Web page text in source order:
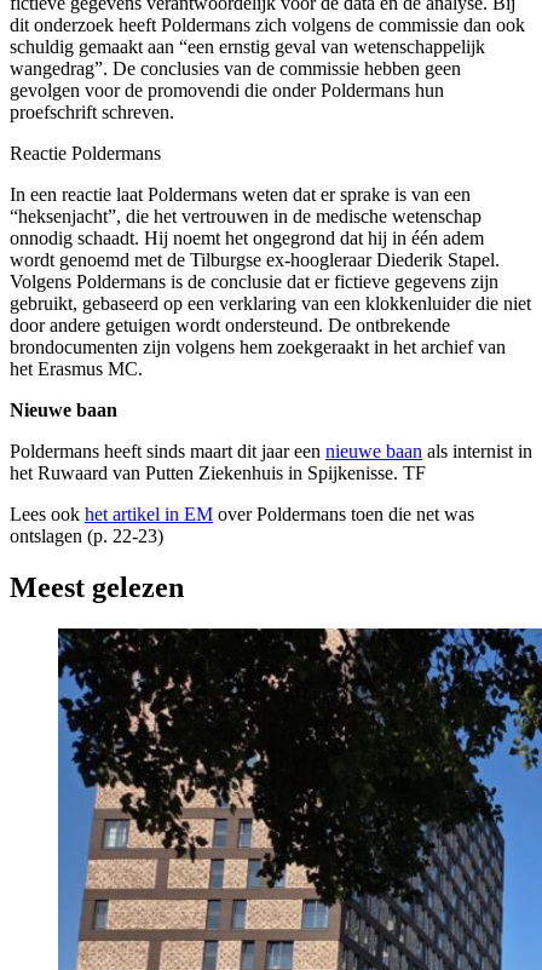
dit onderzoek heeft Poldermans zich volgens de commissie dan ook
schuldig gemaakt aan “een ernstig geval van wetenschappelijk
wangedrag”. De conclusies van de commissie hebben geen
gevolgen voor de promovendi die onder Poldermans hun
proefschrift schreven.
Reactie Poldermans
In een reactie laat Poldermans weten dat er sprake is van een
“heksenjacht”, die het vertrouwen in de medische wetenschap
onnodig schaadt. Hij noemt het ongegrond dat hij in één adem
wordt genoemd met de Tilburgse ex-hoogleraar Diederik Stapel.
Volgens Poldermans is de conclusie dat er fictieve gegevens zijn
gebruikt, gebaseerd op een verklaring van een klokkenluider die niet
door andere getuigen wordt ondersteund. De ontbrekende
brondocumenten zijn volgens hem zoekgeraakt in het archief van
het Erasmus MC.
Nieuwe baan
Poldermans heeft sinds maart dit jaar een nieuwe baan als internist in
het Ruwaard van Putten Ziekenhuis in Spijkenisse. TF
Lees ook het artikel in EM over Poldermans toen die net was
ontslagen (p. 22-23)
Meest gelezen